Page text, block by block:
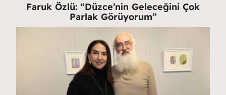
Faruk Özlü: “Düzce’nin Geleceğini Çok
Parlak Görüyorum”